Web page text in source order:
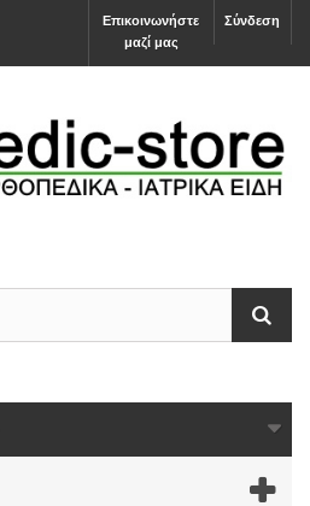
Σύνδεση
Επικοινωνήστε
μαζί μας